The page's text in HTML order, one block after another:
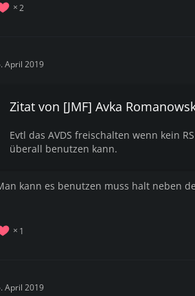
2
April 2019
Zitat von [JMF] Avka
Evtl das AVDS freischalten wenn kein
überall benutzen kann.
kann es benutzen muss halt neben
1
April 2019